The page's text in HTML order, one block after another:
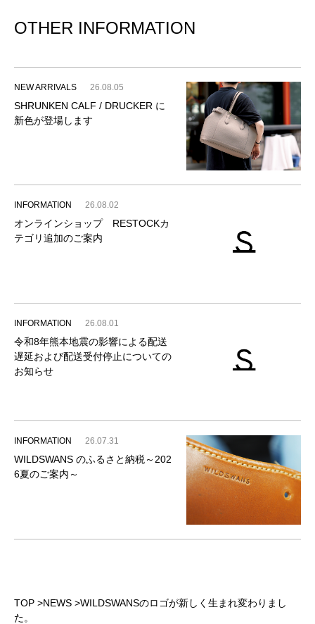
OTHER INFORMATION
NEW ARRIVALS 26.08.05
SHRUNKEN CALF / DRUCKER に
新色が登場します
INFORMATION 26.08.02
オンラインショップ RESTOCKカ
テゴリ追加のご案内
INFORMATION 26.08.01
令和8年熊本地震の影響による配送
遅延および配送受付停止についての
お知らせ
INFORMATION 26.07.31
WILDSWANS のふるさと納税～202
6夏のご案内～
TOP >NEWS >WILDSWANSのロゴが新しく生まれ変わりまし
た。